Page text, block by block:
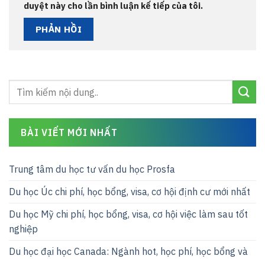
duyệt này cho lần bình luận kế tiếp của tôi.
BÀI VIẾT MỚI NHẤT
Trung tâm du học tư vấn du học Prosfa
Du học Úc chi phí, học bổng, visa, cơ hội định cư mới nhất
Du học Mỹ chi phí, học bổng, visa, cơ hội việc làm sau tốt
nghiệp
Du học đại học Canada: Ngành hot, học phí, học bổng và